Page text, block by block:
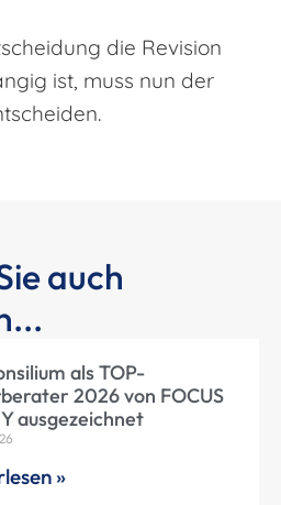
die Revision
ist, muss nun der
auch
als TOP-
2026 von FOCUS
ausgezeichnet
»